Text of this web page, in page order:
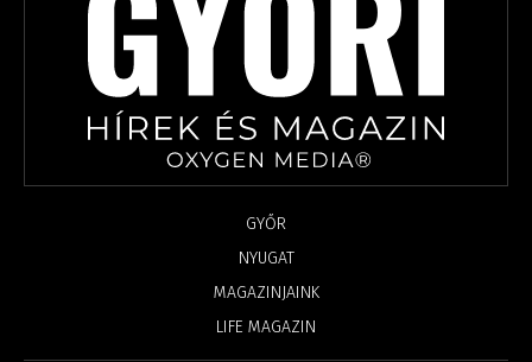
GYŐR
NYUGAT
MAGAZINJAINK
LIFE MAGAZIN